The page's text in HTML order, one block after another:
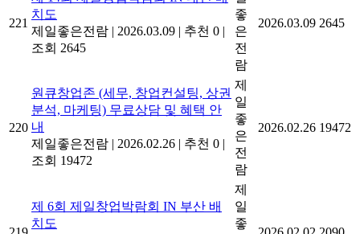
221
치도
제일좋은전람 | 2026.03.09 | 추천 0 |
조회 2645
좋
은
전
람
2026.03.09 2645
220
원큐창업존 (세무, 창업컨설팅, 상권
분석, 마케팅) 무료상담 및 혜택 안
내
제일좋은전람 | 2026.02.26 | 추천 0 |
조회 19472
제
일
좋
은
전
람
2026.02.26 19472
제 6회 제일창업박람회 IN 부산 배
치도
제
일
좋